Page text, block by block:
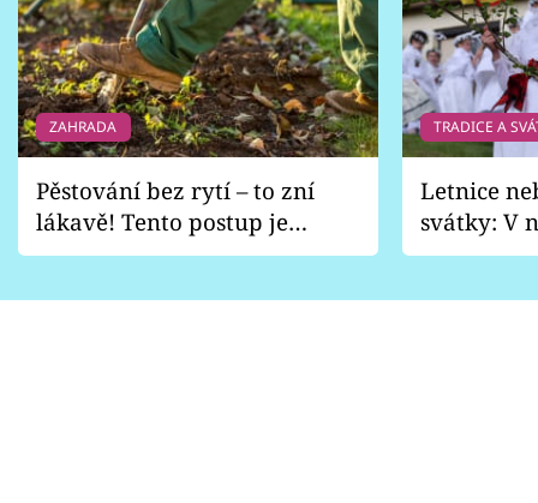
ZAHRADA
Pěstování bez rytí – to zní
lákavě! Tento postup je
vhodný jen pro některé
TRADICE A
Letnice
svátky: V
pondělí